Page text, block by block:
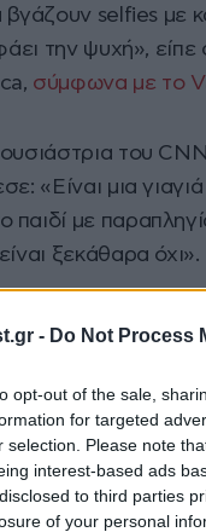
- Do Not Process
opt-out of the sale,
for targeted
selection. Please note
interest-based ads
to third parties
of your personal
selfies με
την ψυχή»,
σύμφωνα με το
του
«Είναι μια
με
ξεκάθαρα όχι».
to
this
people